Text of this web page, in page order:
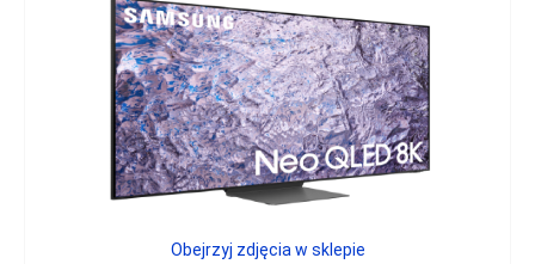
Obejrzyj zdjęcia w sklepie